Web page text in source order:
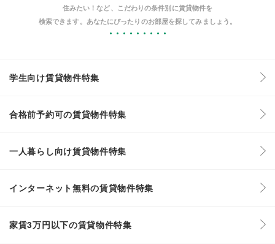
住みたい！など、こだわりの条件別に賃貸物件を
検索できます。あなたにぴったりのお部屋を探してみましょう。
学生向け賃貸物件特集
合格前予約可の賃貸物件特集
一人暮らし向け賃貸物件特集
インターネット無料の賃貸物件特集
家賃3万円以下の賃貸物件特集